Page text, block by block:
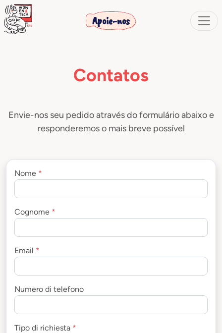
Apoie-nos
Contatos
Envie-nos seu pedido através do formulário abaixo e
responderemos o mais breve possível
Nome *
Cognome *
Email *
Numero di telefono
Tipo di richiesta *